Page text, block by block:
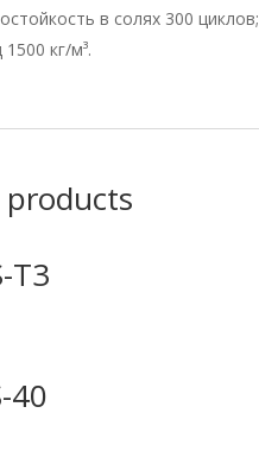
в солях 300 циклов;
1500 кг/м³.
products
T3
40